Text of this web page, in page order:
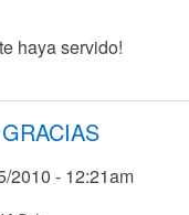
haya servido!
2010 - 12:21am